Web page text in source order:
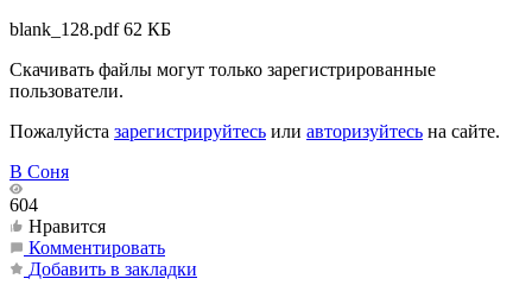
blank_128.pdf62 КБ
Скачивать файлы могут только зарегистрированные
пользователи.
Пожалуйста зарегистрируйтесь или авторизуйтесь на сайте.
В Соня
604
Нравится
Комментировать
Добавить в закладки